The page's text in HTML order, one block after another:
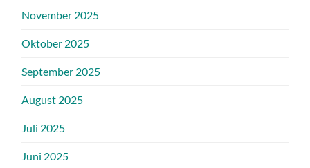
November 2025
Oktober 2025
September 2025
August 2025
Juli 2025
Juni 2025